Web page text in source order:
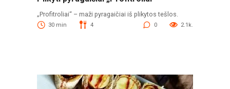
„Profitroliai“ – maži pyragaičiai iš plikytos tešlos.
30 min 4 0 2.1k.